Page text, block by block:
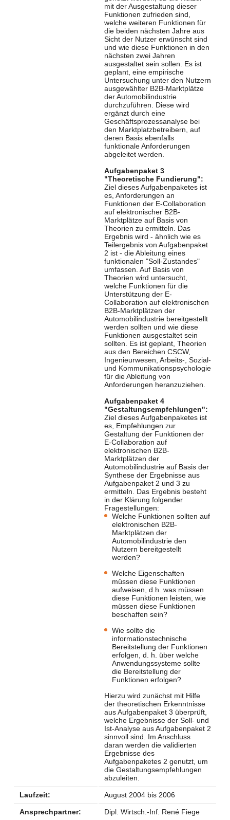
mit der Ausgestaltung dieser
Funktionen zufrieden sind,
welche weiteren Funktionen für
die beiden nächsten Jahre aus
Sicht der Nutzer erwünscht sind
und wie diese Funktionen in den
nächsten zwei Jahren
ausgestaltet sein sollen. Es ist
geplant, eine empirische
Untersuchung unter den Nutzern
ausgewählter B2B-Marktplätze
der Automobilindustrie
durchzuführen. Diese wird
ergänzt durch eine
Geschäftsprozessanalyse bei
den Marktplatzbetreibern, auf
deren Basis ebenfalls
funktionale Anforderungen
abgeleitet werden.
Aufgabenpaket 3
"Theoretische Fundierung":
Ziel dieses Aufgabenpaketes ist
es, Anforderungen an
Funktionen der E-Collaboration
auf elektronischer B2B-
Marktplätze auf Basis von
Theorien zu ermitteln. Das
Ergebnis wird - ähnlich wie es
Teilergebnis von Aufgabenpaket
2 ist - die Ableitung eines
funktionalen "Soll-Zustandes"
umfassen. Auf Basis von
Theorien wird untersucht,
welche Funktionen für die
Unterstützung der E-
Collaboration auf elektronischen
B2B-Marktplätzen der
Automobilindustrie bereitgestellt
werden sollten und wie diese
Funktionen ausgestaltet sein
sollten. Es ist geplant, Theorien
aus den Bereichen CSCW,
Ingenieurwesen, Arbeits-, Sozial-
und Kommunikationspsychologie
für die Ableitung von
Anforderungen heranzuziehen.
Aufgabenpaket 4
"Gestaltungsempfehlungen":
Ziel dieses Aufgabenpaketes ist
es, Empfehlungen zur
Gestaltung der Funktionen der
E-Collaboration auf
elektronischen B2B-
Marktplätzen der
Automobilindustrie auf Basis der
Synthese der Ergebnisse aus
Aufgabenpaket 2 und 3 zu
ermitteln. Das Ergebnis besteht
in der Klärung folgender
Fragestellungen:
Welche Funktionen sollten auf
elektronischen B2B-
Marktplätzen der
Automobilindustrie den
Nutzern bereitgestellt
werden?
Welche Eigenschaften
müssen diese Funktionen
aufweisen, d.h. was müssen
diese Funktionen leisten, wie
müssen diese Funktionen
beschaffen sein?
Wie sollte die
informationstechnische
Bereitstellung der Funktionen
erfolgen, d. h. über welche
Anwendungssysteme sollte
die Bereitstellung der
Funktionen erfolgen?
Hierzu wird zunächst mit Hilfe
der theoretischen Erkenntnisse
aus Aufgabenpaket 3 überprüft,
welche Ergebnisse der Soll- und
Ist-Analyse aus Aufgabenpaket 2
sinnvoll sind. Im Anschluss
daran werden die validierten
Ergebnisse des
Aufgabenpaketes 2 genutzt, um
die Gestaltungsempfehlungen
abzuleiten.
Laufzeit: August 2004 bis 2006
Ansprechpartner: Dipl. Wirtsch.-Inf. René Fiege